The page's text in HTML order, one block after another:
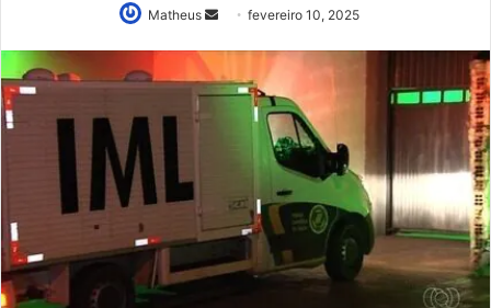
Matheus
Mande
mail
fevereiro 10, 2025